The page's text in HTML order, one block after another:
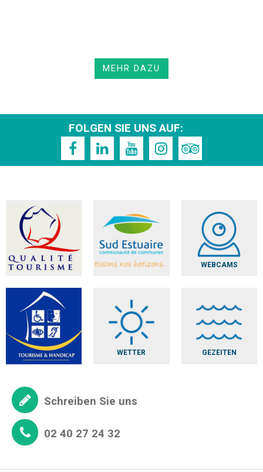
MEHR DAZU
FOLGEN SIE UNS AUF:
WEBCAMS
WETTER GEZEITEN
Schreiben Sie uns
02 40 27 24 32